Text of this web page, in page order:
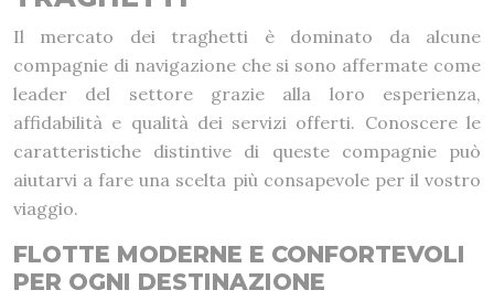
Il mercato dei traghetti è dominato da alcune
compagnie di navigazione che si sono affermate come
leader del settore grazie alla loro esperienza,
affidabilità e qualità dei servizi offerti. Conoscere le
caratteristiche distintive di queste compagnie può
aiutarvi a fare una scelta più consapevole per il vostro
viaggio.
FLOTTE MODERNE E CONFORTEVOLI
PER OGNI DESTINAZIONE